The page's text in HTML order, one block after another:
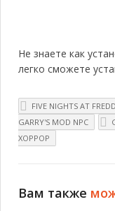
Не знаете как
легко сможете
FIVE NIGHTS AT
GARRY'S MOD NPC
ХОРРОР
Вам также